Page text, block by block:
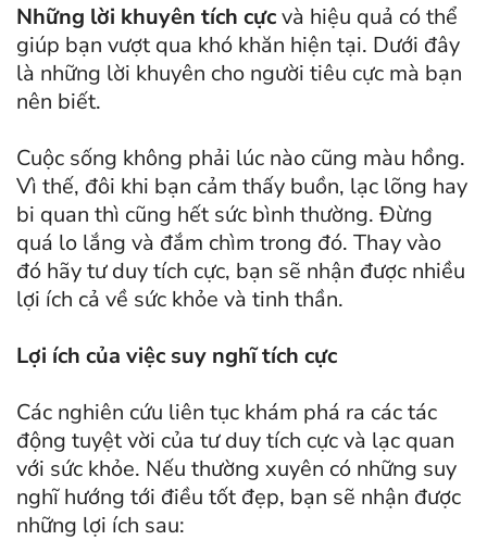
Những lời khuyên tích cựcvà hiệu quả có thể
giúp bạn vượt qua khó khăn hiện tại. Dưới đây
là những lời khuyên cho người tiêu cực mà bạn
nên biết.
Cuộc sống không phải lúc nào cũng màu hồng.
Vì thế, đôi khi bạn cảm thấy buồn, lạc lõng hay
bi quan thì cũng hết sức bình thường. Đừng
quá lo lắng và đắm chìm trong đó. Thay vào
đó hãy tư duy tích cực, bạn sẽ nhận được nhiều
lợi ích cả về sức khỏe và tinh thần.
Lợi ích của việc suy nghĩ tích cực
Các nghiên cứu liên tục khám phá ra các tác
động tuyệt vời của tư duy tích cực và lạc quan
với sức khỏe. Nếu thường xuyên có những suy
nghĩ hướng tới điều tốt đẹp, bạn sẽ nhận được
những lợi ích sau: